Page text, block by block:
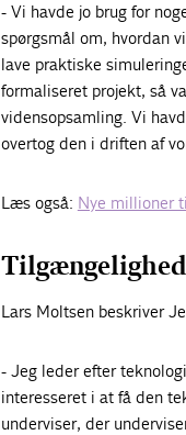
- Vi havde jo brug for
spørgsmål om, hvordan
lave praktiske
formaliseret projekt, så
vidensopsamling. Vi
overtog den i driften af
Læs også: Nye millioner
Lars Moltsen beskriver
- Jeg leder efter
interesseret i at få den
underviser, der